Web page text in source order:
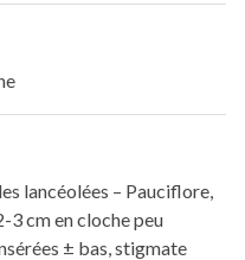
lancéolées – Pauciflore,
cm en cloche peu
± bas, stigmate